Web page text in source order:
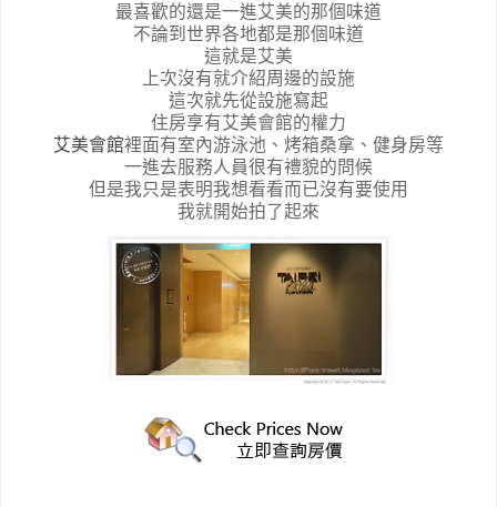
最喜歡的還是一進艾美的那個味道
不論到世界各地都是那個味道
這就是艾美
上次沒有就介紹周邊的設施
這次就先從設施寫起
住房享有艾美會館的權力
艾美會館裡面有室內游泳池、烤箱桑拿、健身房等
一進去服務人員很有禮貌的問候
但是我只是表明我想看看而已沒有要使用
我就開始拍了起來